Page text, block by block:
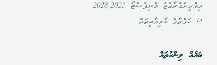
ދިވެހީންގެރާއްޖެ މެނިފެސްޓޯ 2023-2028
ބައެއް ލިންކުތައް